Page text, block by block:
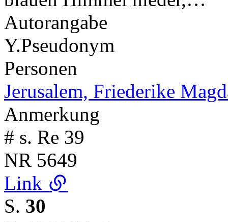
Autorangabe
Y.Pseudonym
Personen
Jerusalem, Friederike
Anmerkung
# s. Re 39
NR 5649
Link
S. 30